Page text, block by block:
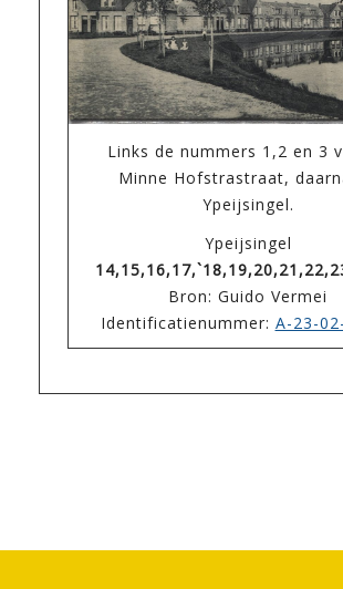
Links de nummers 1,2 en 3
Minne Hofstrastraat,
Ypeijsingel.
Ypeijsingel
Bron: Guido Vermei
Identificatienummer: A-23-